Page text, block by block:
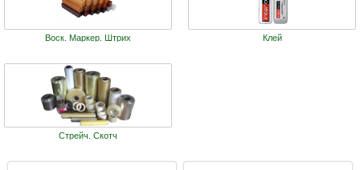
Воск. Маркер. Штрих Клей
Стрейч. Скотч